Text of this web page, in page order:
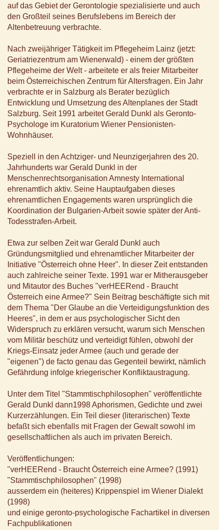
auf das Gebiet der Gerontologie spezialisierte und auch
den Großteil seines Berufslebens im Bereich der
Altenbetreuung verbrachte.
Nach zweijähriger Tätigkeit im Pflegeheim Lainz (jetzt:
Geriatriezentrum am Wienerwald) - einem der größten
Pflegeheime der Welt - arbeitete er als freier Mitarbeiter
beim Österreichischen Zentrum für Altersfragen. Ein Jahr
verbrachte er in Salzburg als Berater bezüglich
Entwicklung und Umsetzung des Altenplanes der Stadt
Salzburg. Seit 1991 arbeitet Gerald Dunkl als Geronto-
Psychologe im Kuratorium Wiener Pensionisten-
Wohnhäuser.
Speziell in den Achtziger- und Neunzigerjahren des 20.
Jahrhunderts war Gerald Dunkl in der
Menschenrechtsorganisation Amnesty International
ehrenamtlich aktiv. Seine Hauptaufgaben dieses
ehrenamtlichen Engagements waren ursprünglich die
Koordination der Bulgarien-Arbeit sowie später der Anti-
Todesstrafen-Arbeit.
Etwa zur selben Zeit war Gerald Dunkl auch
Gründungsmitglied und ehrenamtlicher Mitarbeiter der
Initiative "Österreich ohne Heer". In dieser Zeit entstanden
auch zahlreiche seiner Texte. 1991 war er Mitherausgeber
und Mitautor des Buches "verHEERend - Braucht
Österreich eine Armee?" Sein Beitrag beschäftigte sich mit
dem Thema "Der Glaube an die Verteidigungsfunktion des
Heeres", in dem er aus psychologischer Sicht den
Widerspruch zu erklären versucht, warum sich Menschen
vom Militär beschütz und verteidigt fühlen, obwohl der
Kriegs-Einsatz jeder Armee (auch und gerade der
"eigenen") de facto genau das Gegenteil bewirkt, nämlich
Gefährdung infolge kriegerischer Konfliktaustragung.
Unter dem Titel "Stammtischphilosophen" veröffentlichte
Gerald Dunkl dann1998 Aphorismen, Gedichte und zwei
Kurzerzählungen. Ein Teil dieser (literarischen) Texte
befaßt sich ebenfalls mit Fragen der Gewalt sowohl im
gesellschaftlichen als auch im privaten Bereich.
Veröffentlichungen:
"verHEERend - Braucht Österreich eine Armee? (1991)
"Stammtischphilosophen" (1998)
ausserdem ein (heiteres) Krippenspiel im Wiener Dialekt
(1998)
und einige geronto-psychologische Fachartikel in diversen
Fachpublikationen